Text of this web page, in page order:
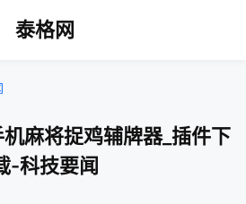
泰格网
麻将捉鸡辅牌器_插件下
-科技要闻